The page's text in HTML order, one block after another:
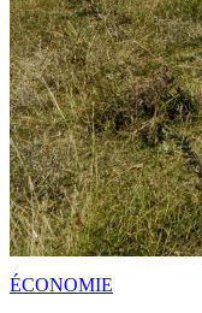
ÉCONOMIE